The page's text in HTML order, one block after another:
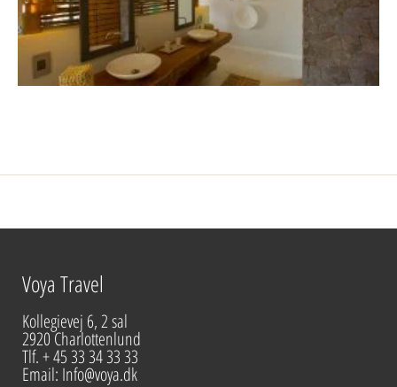
Voya Travel
Kollegievej 6, 2 sal
2920 Charlottenlund
Tlf. + 45 33 34 33 33
Email: Info@voya.dk